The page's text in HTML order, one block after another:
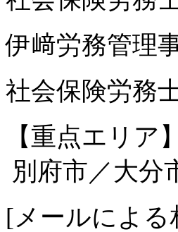
伊﨑労務管理
社会保険労務
【重点エリア】
別府市／大分
[メールによ